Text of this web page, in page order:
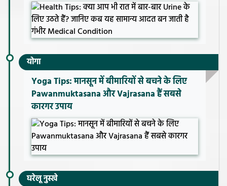
योगा
Yoga Tips: मानसून में बीमारियों से बचने के लिए
Pawanmuktasana और Vajrasana हैं सबसे
कारगर उपाय
घरेलू नुस्खे